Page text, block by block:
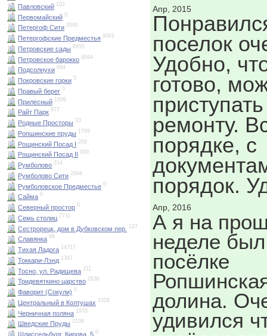
Павловский 102
Первомайский 0
Петергоф Сити 3590
Петергофские Предместья 9061
Петровские сады 8855
Петровское барокко 8694
Подсолнухи 894
Покровские горки 5
Правый берег 0
Прилесный 1506
Райт Парк 977
Родные Просторы 33
Ропшинские пруды 1799
Рощинский Посад I 206
Рощинский Посад II 900
Румболово 314
Румболово Сити 2984
Румболовское Предместье 0
Сайма 0
Северный простор 0
Семь столиц 7711
Сестрорецк, дом в Дубковском пер. 127
Славянка 88
Тихая Ладога 14717
Токкари-Лэнд 1347
Тосно, ул. Радищева 311
Тридевяткино царство 2636
Фаворит (Сокули) 0
Центральный в Колтушах 1528
Черничная поляна 1978
Шведские Пруды 2108
Шлиссельбург, Кирова, 5 0
Апр, 2015
поселок
Удобно,
готово,
ремонту.
порядке, с
порядок.
Апр, 2016
А я на
неделе
посёлке
долина.
удивился